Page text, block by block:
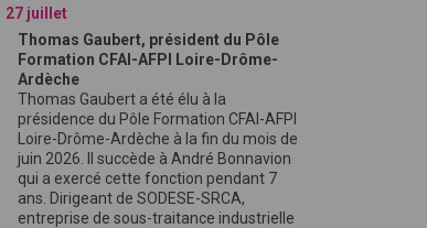
27 juillet
Thomas Gaubert, président du Pôle
Formation CFAI-AFPI Loire-Drôme-
Ardèche
Thomas Gaubert a été élu à la
présidence du Pôle Formation CFAI-AFPI
Loire-Drôme-Ardèche à la fin du mois de
juin 2026. Il succède à André Bonnavion
qui a exercé cette fonction pendant 7
ans. Dirigeant de SODESE-SRCA,
entreprise de sous-traitance industrielle